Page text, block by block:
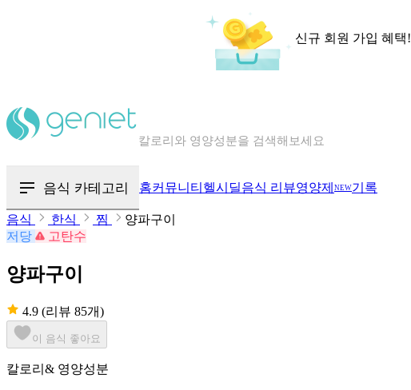
신규 회원 가입 혜택!
칼로리와 영양성분을 검색해보세요
음식 카테고리 홈커뮤니티 헬시딜음식 리뷰영양제 NEW기록
음식 한식 찜
양파구이
저당
고탄수
양파구이
4.9 (리뷰 85개)
이 음식 좋아요
칼로리& 영양성분